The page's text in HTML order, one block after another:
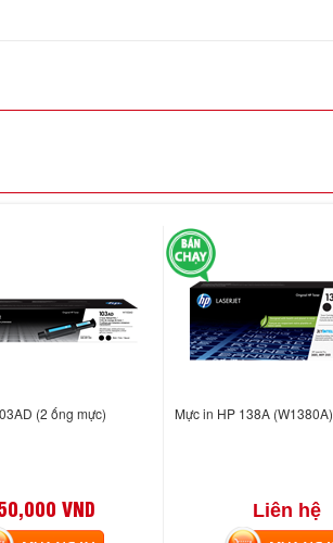
(2 ống mực)
VND
Mực in HP 138A (W1380A)
Liên hệ